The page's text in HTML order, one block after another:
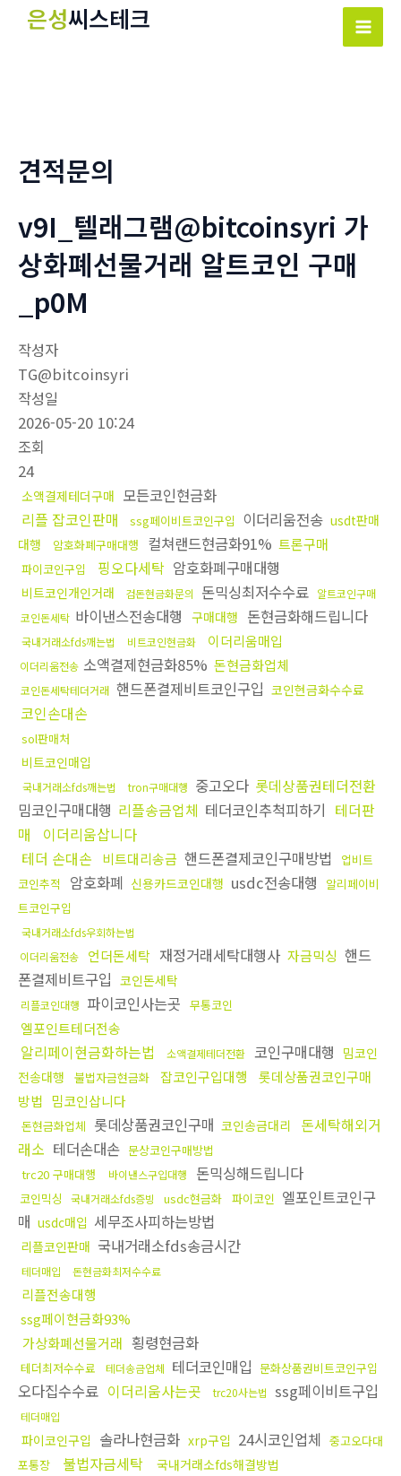
은성씨스테크
Main
견적문의
v9I_텔래그램@bitcoinsyri 가
상화폐선물거래 알트코인 구매
_p0M
작성자
TG@bitcoinsyri
작성일
2026-05-20 10:24
조회
24
소액결제테더구매 모든코인현금화
리플 잡코인판매
ssg페이비트코인구입 이더리움전송 usdt판매
대행
암호화폐구매대행 컬쳐랜드현금화91% 트론구매
파이코인구입 핑오다세탁 암호화폐구매대행
비트코인개인거래 검돈현금화문의 돈믹싱최저수수료 알트코인구매
코인돈세탁 바이낸스전송대행 구매대행 돈현금화해드립니다
국내거래소fds깨는법 비트코인현금화 이더리움매입
이더리움전송 소액결제현금화85% 돈현금화업체
코인돈세탁테더거래 핸드폰결제비트코인구입 코인현금화수수료
코인손대손
sol판매처
비트코인매입
국내거래소fds깨는법 tron구매대행 중고오다 롯데상품권테더전환
밈코인구매대행 리플송금업체 테더코인추척피하기 테더판
매
이더리움삽니다
테더 손대손
비트대리송금 핸드폰결제코인구매방법
업비트
코인추적
암호화폐 신용카드코인대행 usdc전송대행
알리페이비
트코인구입
국내거래소fds우회하는법
이더리움전송
언더돈세탁 재정거래세탁대행사 자금믹싱 핸드
폰결제비트구입 코인돈세탁
리플코인대행 파이코인사는곳 무통코인
엘포인트테더전송
알리페이현금화하는법 소액결제테더전환 코인구매대행 밈코인
전송대행
불법자금현금화 잡코인구입대행
롯데상품권코인구매
방법 밈코인삽니다
돈현금화업체 롯데상품권코인구매 코인송금대리
돈세탁해외거
래소 테더손대손 문상코인구매방법
trc20 구매대행
바이낸스구입대행 돈믹싱해드립니다
코인믹싱 국내거래소fds증빙 usdc현금화 파이코인 엘포인트코인구
매 usdc매입 세무조사피하는방법
리플코인판매 국내거래소fds송금시간
테더매입 돈현금화최저수수료
리플전송대행
ssg페이현금화93%
가상화폐선물거래 횡령현금화
테더최저수수료 테더송금업체 테더코인매입 문화상품권비트코인구입
오다집수수료 이더리움사는곳 trc20사는법 ssg페이비트구입
테더매입
파이코인구입 솔라나현금화 xrp구입 24시코인업체 중고오다대
포통장
불법자금세탁 국내거래소fds해결방법